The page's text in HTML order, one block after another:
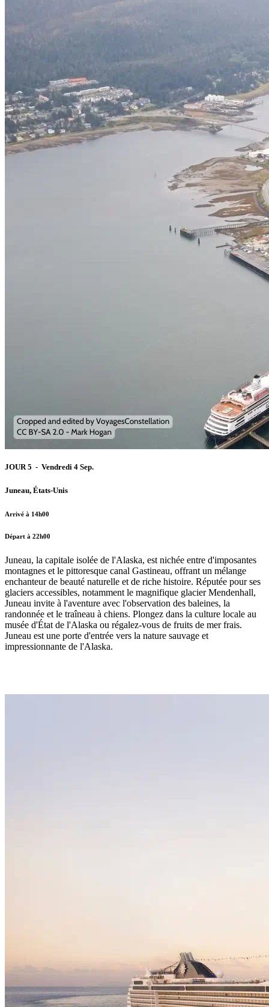
JOUR 5 - Vendredi 4 Sep.
Juneau, États-Unis
Arrivé à 14h00
Départ à 22h00
Juneau, la capitale isolée de l'Alaska, est nichée entre d'imposantes
montagnes et le pittoresque canal Gastineau, offrant un mélange
enchanteur de beauté naturelle et de riche histoire. Réputée pour ses
glaciers accessibles, notamment le magnifique glacier Mendenhall,
Juneau invite à l'aventure avec l'observation des baleines, la
randonnée et le traîneau à chiens. Plongez dans la culture locale au
musée d'État de l'Alaska ou régalez-vous de fruits de mer frais.
Juneau est une porte d'entrée vers la nature sauvage et
impressionnante de l'Alaska.